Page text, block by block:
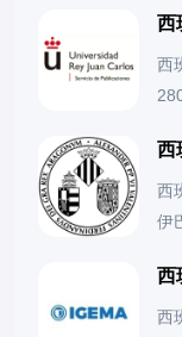
西
西
西
西
伊
西
西